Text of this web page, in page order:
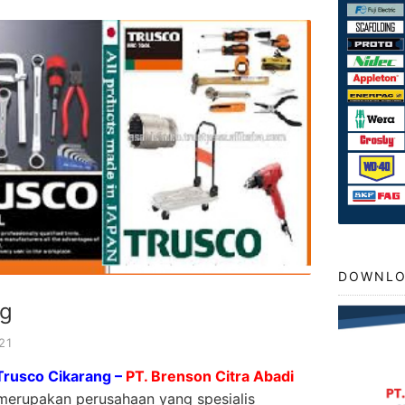
Cikarang – PT. Brenson Citra Abadi
perusahaan yang spesialis